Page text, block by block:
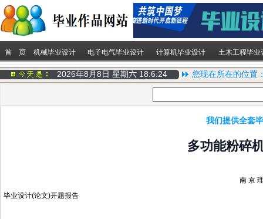
首 页 机械毕业设计 电子电气毕业设计 计算机毕业设计 土木工程毕业
2026年8月8日 星期六 18:6:25 您现在所在的位置
我们提供全套
多功能粉碎
南 京
毕业设计(论文)开题报告